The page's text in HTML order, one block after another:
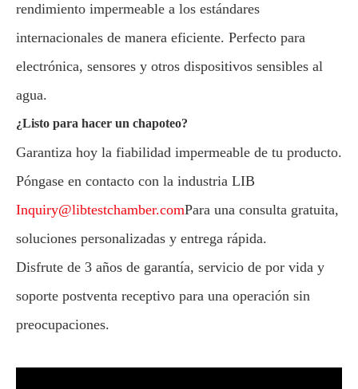
rendimiento impermeable a los estándares
internacionales de manera eficiente. Perfecto para
electrónica, sensores y otros dispositivos sensibles al
agua.
¿Listo para hacer un chapoteo?
Garantiza hoy la fiabilidad impermeable de tu producto.
Póngase en contacto con la industria LIB
Inquiry@libtestchamber.comPara una consulta gratuita,
soluciones personalizadas y entrega rápida.
Disfrute de 3 años de garantía, servicio de por vida y
soporte postventa receptivo para una operación sin
preocupaciones.